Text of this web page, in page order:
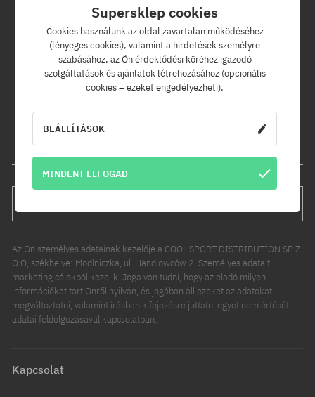
Hírlevél
Iratkozz fel hírlevelünkre és értesülj az elsők között új termékeinkről
és kedvezményeinkről!
Ráadásul kapsz egy -5% kedvezménykódot az egész
Az Ön személyes adatainak kezelője a COOL SPORT DISTRIBUTION SP Z
O O, székhelye: Modlniczka, ul. Handlowców 2. Személyes adatait
marketing célokból kezelik. Joga van tudni, hogy az eladó milyen
információkat tart Önről nyilván, és jogában áll ezeket az adatokat
megváltoztatni, valamint írásban kifejezésre juttatni egyet nem értését
adatai feldolgozásával kapcsolatban.
Kapcsolat
Supersklep cookies
Cookies használunk az oldal zavartalan működéséhez
(lényeges cookies), valamint a hirdetések személyre
szabásához, az Ön érdeklődési köréhez igazodó
szolgáltatások és ajánlatok létrehozásához (opcionális
cookies – ezeket engedélyezheti).
BEÁLLÍTÁSOK
MINDENT ELFOGAD